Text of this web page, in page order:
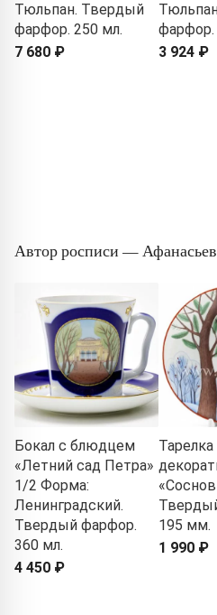
Тюльпан. Твердый
фарфор. 250 мл.
7 680 ₽
фарфор.
3 924 ₽
Автор росписи —
Бокал с блюдцем
«Летний сад Петра»
1/2 Форма:
Ленинградский.
Твердый фарфор.
360 мл.
4 450 ₽
Тарелка
195 мм.
1 990 ₽